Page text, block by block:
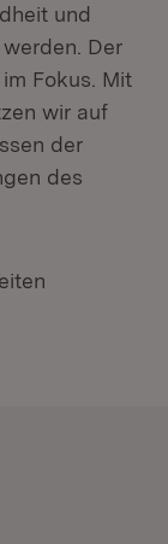
und
Der
Fokus. Mit
wir auf
der
des